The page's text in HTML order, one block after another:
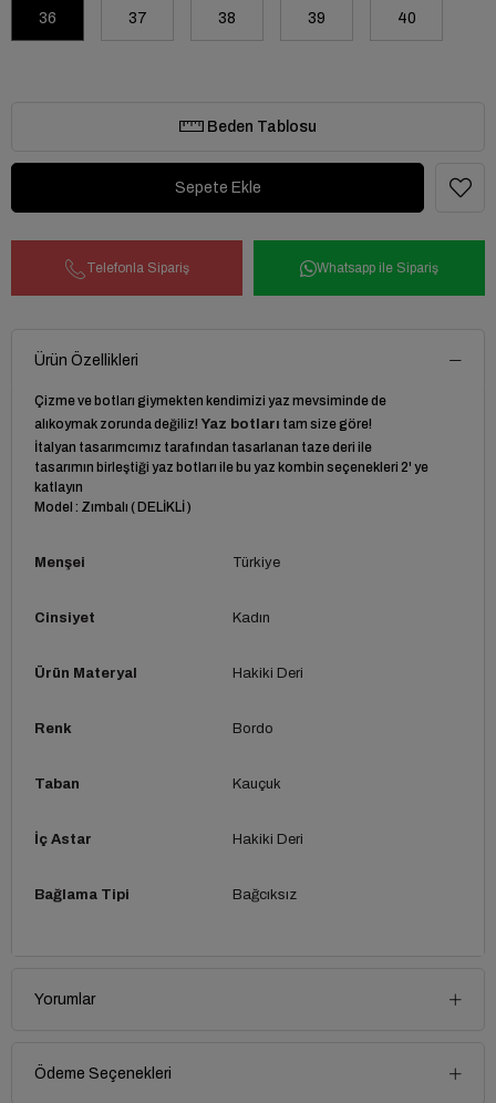
36 37 38 39 40
Beden Tablosu
Telefonla Sipariş Whatsapp ile Sipariş
Ürün Özellikleri
Çizme ve botları giymekten kendimizi yaz mevsiminde de
alıkoymak zorunda değiliz! Yaz botları tam size göre!
İtalyan tasarımcımız tarafından tasarlanan taze deri ile
tasarımın birleştiği yaz botları ile bu yaz kombin seçenekleri 2' ye
katlayın
Model : Zımbalı ( DELİKLİ )
Menşei Türkiye
Cinsiyet Kadın
Ürün Materyal Hakiki Deri
Renk Bordo
Taban Kauçuk
İç Astar Hakiki Deri
Bağlama Tipi Bağcıksız
Yorumlar
Ödeme Seçenekleri